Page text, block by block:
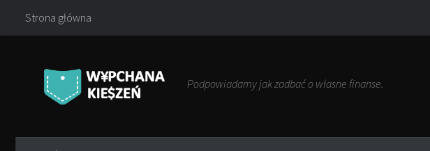
Przejdź do treści
Strona główna
Podpowiadamy jak zadbać o własne finanse.